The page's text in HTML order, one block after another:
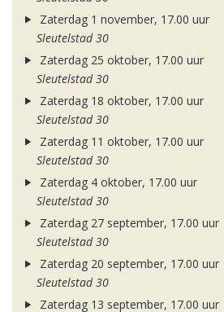
Zaterdag 1 november, 17.00 uur
Sleutelstad 30
Zaterdag 25 oktober, 17.00 uur
Sleutelstad 30
Zaterdag 18 oktober, 17.00 uur
Sleutelstad 30
Zaterdag 11 oktober, 17.00 uur
Sleutelstad 30
Zaterdag 4 oktober, 17.00 uur
Sleutelstad 30
Zaterdag 27 september, 17.00 uur
Sleutelstad 30
Zaterdag 20 september, 17.00 uur
Sleutelstad 30
Zaterdag 13 september, 17.00 uur